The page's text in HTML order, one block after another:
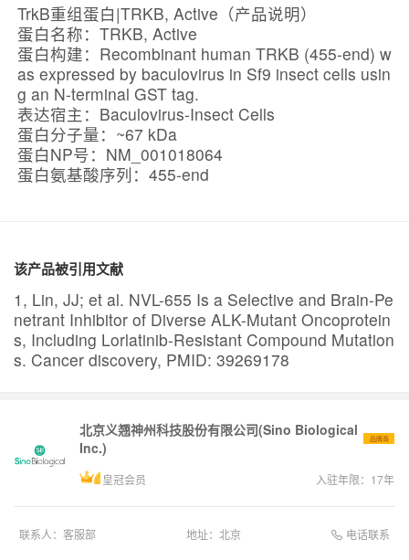
TrkB重组蛋白|TRKB, Active（产品说明）
蛋白名称：TRKB, Active
蛋白构建：Recombinant human TRKB (455-end) w
as expressed by baculovirus in Sf9 insect cells usin
g an N-terminal GST tag.
表达宿主：Baculovirus-Insect Cells
蛋白分子量：~67 kDa
蛋白NP号：NM_001018064
蛋白氨基酸序列：455-end
该产品被引用文献
1, Lin, JJ; et al. NVL-655 Is a Selective and Brain-Pe
netrant Inhibitor of Diverse ALK-Mutant Oncoprotein
s, Including Lorlatinib-Resistant Compound Mutation
s. Cancer discovery, PMID: 39269178
北京义翘神州科技股份有限公司(Sino Biological
Inc.)
品牌商
皇冠会员 入驻年限： 17年
联系人： 客服部 地址： 北京 电话联系